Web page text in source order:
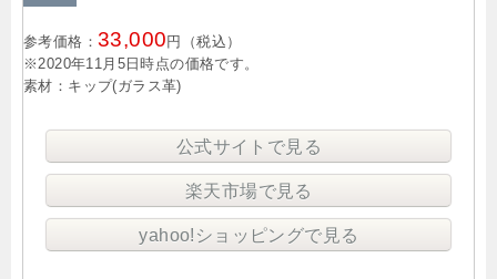
参考価格： 33,000円（税込）
※2020年11月5日時点の価格です。
素材：キップ(ガラス革)
公式サイトで見る
楽天市場で見る
yahoo!ショッピングで見る